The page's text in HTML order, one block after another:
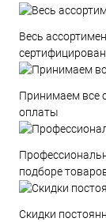
Весь
сертифицирован
Принимаем все
оплаты
подборе
Скидки